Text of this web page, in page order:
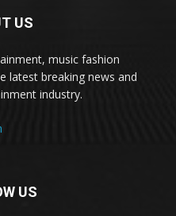
US
music fashion
latest breaking news and
industry.
US